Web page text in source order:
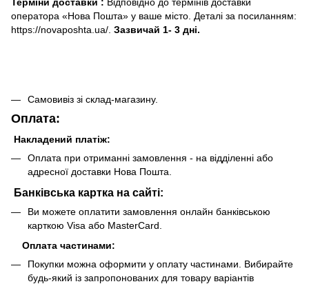
оператора «Нова Пошта» у ваше місто. Деталі за посиланням:
https://novaposhta.ua/. Зазвичай 1- 3 дні.
Самовивіз зі склад-магазину.
Оплата:
Накладений платіж:
Оплата при отриманні замовлення - на відділенні або
адресної доставки Нова Пошта.
Банківська картка на сайті:
Ви можете оплатити замовлення онлайн банківською
карткою Visa або MasterCard.
Оплата частинами:
Покупки можна оформити у оплату частинами. Вибирайте
будь-який із запропонованих для товару варіантів